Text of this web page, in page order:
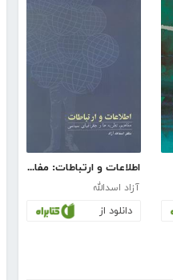
اطلاعات و ارتباطات: مفاهیم، نظریه‌ها و جغرافیای سیاسی
آزاد اسدالله
دانلود از